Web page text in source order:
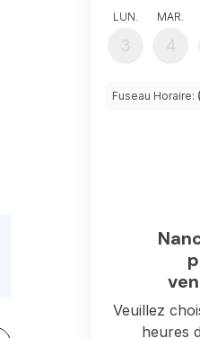
LUN.
3
MAR.
4
Fuseau Horaire:
Veuillez
heures